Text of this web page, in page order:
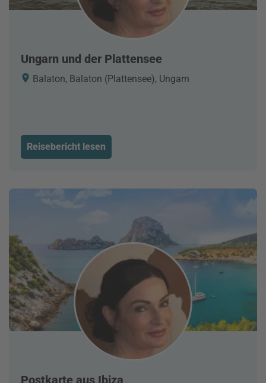
Ungarn und der Plattensee
Balaton, Balaton (Plattensee), Ungarn
Reisebericht lesen
Postkarte aus Ibiza